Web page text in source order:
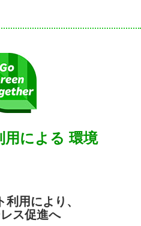
用による 環境
用により、
ス促進へ